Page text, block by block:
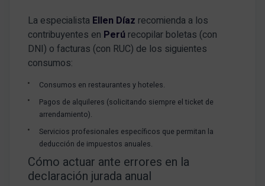
La especialista Ellen Díaz recomienda a los
contribuyentes en Perú recopilar boletas (con
DNI) o facturas (con RUC) de los siguientes
consumos:
Consumos en restaurantes y hoteles.
Pagos de alquileres (solicitando siempre el ticket de
arrendamiento).
Servicios profesionales específicos que permitan la
deducción de impuestos anuales.
Cómo actuar ante errores en la
declaración jurada anual